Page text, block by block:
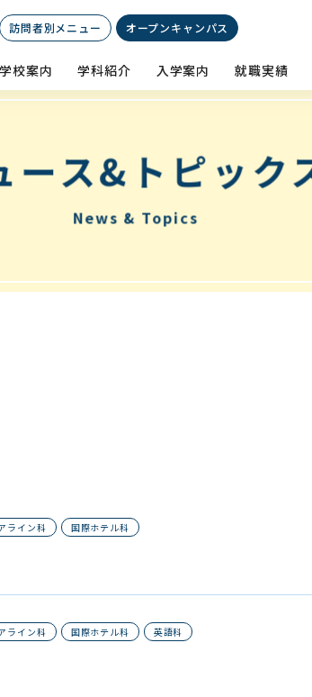
訪問者別メニュー オープンキャンパス
学校案内 学科紹介 入学案内 就職実績
ース&トピック
News & Topics
ライン科 国際ホテル科
ライン科 国際ホテル科 英語科